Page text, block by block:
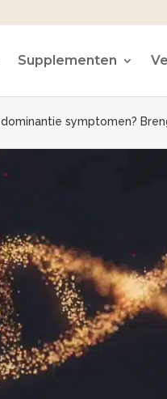
Supplementen
symptomen?